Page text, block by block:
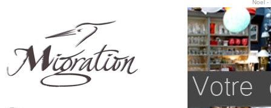
Noel -